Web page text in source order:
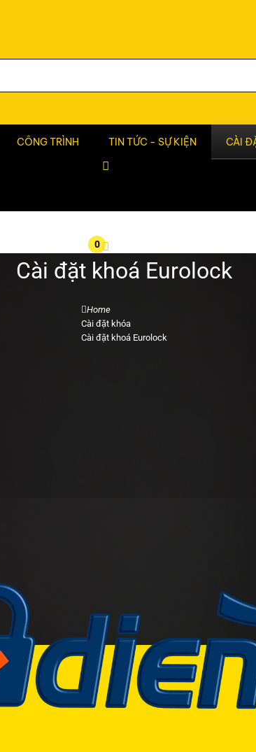
CÔNG TRÌNH TIN TỨC - SỰ KIỆN CÀI
0
Cài đặt khoá Eurolock
Home
Cài đặt khóa
Cài đặt khoá Eurolock